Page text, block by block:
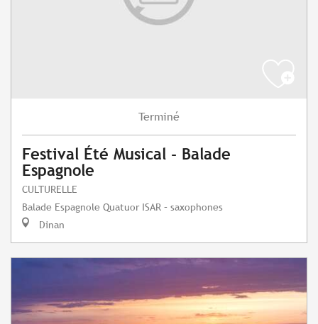
Terminé
Festival Été Musical - Balade
Espagnole
CULTURELLE
Balade Espagnole Quatuor ISAR – saxophones
Dinan